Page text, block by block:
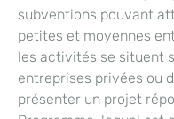
subventions pouvant
petites et moyennes
les activités se situent
entreprises privées ou
présenter un projet